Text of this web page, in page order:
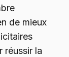
de mieux
réussir la